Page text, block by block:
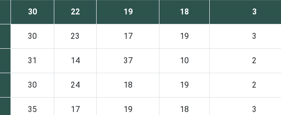
30 22 19 18 3
30 23 17 19 3
31 14 37 10 2
30 24 18 19 2
35 17 19 18 3